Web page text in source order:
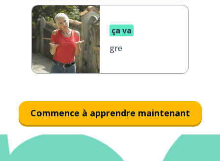
ça va
gre
Commence à apprendre maintenant